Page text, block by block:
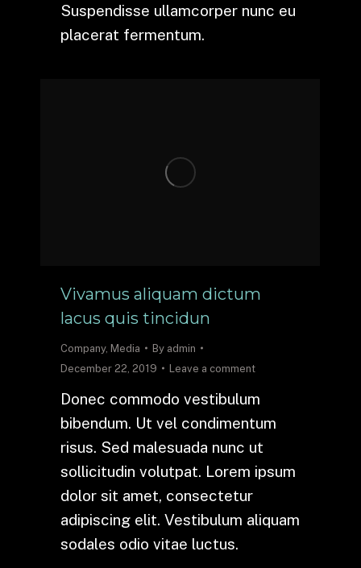
Suspendisse ullamcorper nunc eu
placerat fermentum.
Vivamus aliquam dictum
lacus quis tincidun
Company, Media By admin
December 22, 2019
Leave a comment
Donec commodo vestibulum
bibendum. Ut vel condimentum
risus. Sed malesuada nunc ut
sollicitudin volutpat. Lorem ipsum
dolor sit amet, consectetur
adipiscing elit. Vestibulum aliquam
sodales odio vitae luctus.